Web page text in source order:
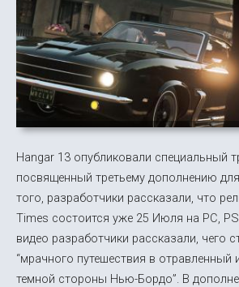
Hangar 13 опубликовали специальный
посвященный третьему дополнению
того, разработчики рассказали, что
Times состоится уже 25 Июля на PC,
видео разработчики рассказали, чего
“мрачного путешествия в
темной стороны Нью-Бордо”. В